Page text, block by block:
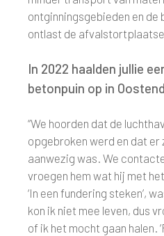
ontginningsgebieden en de
ontlast de
In 2022 haalden jullie
betonpuin op in
“We hoorden dat de
opgebroken werd en dat er
aanwezig was. We
vroegen hem wat hij met
‘In een fundering steken’,
kon ik niet mee leven, dus
of ik het mocht gaan halen.